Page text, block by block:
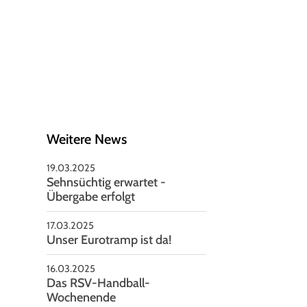
Weitere News
19.03.2025
Sehnsüchtig erwartet -
Übergabe erfolgt
17.03.2025
Unser Eurotramp ist da!
16.03.2025
Das RSV-Handball-
Wochenende